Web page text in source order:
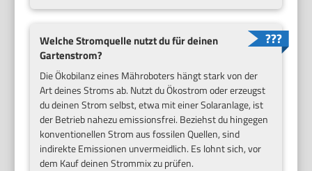
Welche Stromquelle nutzt du für deinen
Gartenstrom?
Die Ökobilanz eines Mähroboters hängt stark von der
Art deines Stroms ab. Nutzt du Ökostrom oder erzeugst
du deinen Strom selbst, etwa mit einer Solaranlage, ist
der Betrieb nahezu emissionsfrei. Beziehst du hingegen
konventionellen Strom aus fossilen Quellen, sind
indirekte Emissionen unvermeidlich. Es lohnt sich, vor
dem Kauf deinen Strommix zu prüfen.